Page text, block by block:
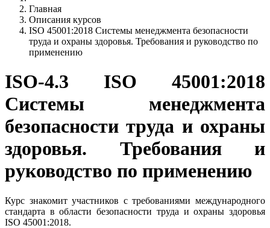
Главная
Описания курсов
ISO 45001:2018 Системы менеджмента безопасности
труда и охраны здоровья. Требования и руководство по
применению
ISO-4.3 ISO 45001:2018
Системы менеджмента
безопасности труда и охраны
здоровья. Требования и
руководство по применению
Курс знакомит участников с требованиями международного
стандарта в области безопасности труда и охраны здоровья
ISO 45001:2018.